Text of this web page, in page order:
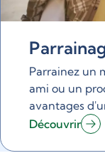
Parrainez un
ami ou un
avantages
Découvrir